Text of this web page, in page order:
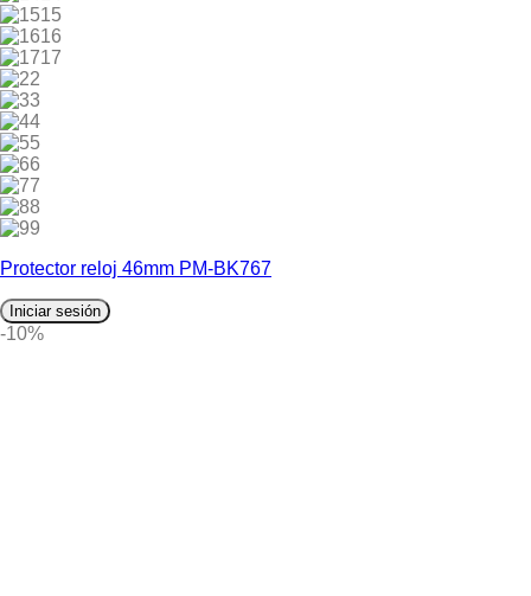
15
16
17
2
3
4
5
6
7
8
9
Protector reloj 46mm PM-BK767
Iniciar sesión
-10%